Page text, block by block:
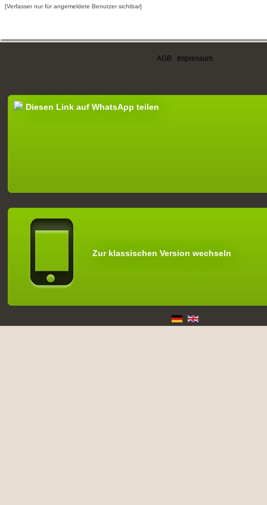
[Verfasser nur für angemeldete Benutzer sichtbar]
AGB Impressum
Diesen Link auf WhatsApp teilen
Zur klassischen Version wechseln